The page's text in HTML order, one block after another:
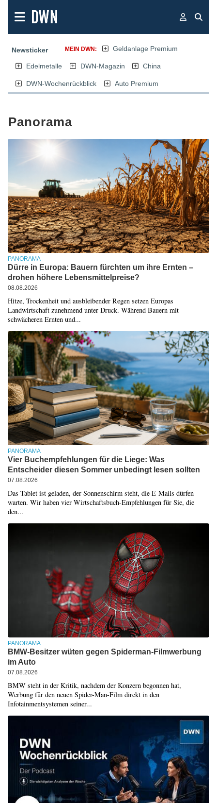
Newsticker MEIN DWN: Geldanlage Premium
Edelmetalle DWN-Magazin China
DWN-Wochenrückblick Auto Premium
Panorama
PANORAMA
Dürre in Europa: Bauern fürchten um ihre Ernten –
drohen höhere Lebensmittelpreise?
08.08.2026
Hitze, Trockenheit und ausbleibender Regen setzen Europas
Landwirtschaft zunehmend unter Druck. Während Bauern mit
schwächeren Ernten und...
PANORAMA
Vier Buchempfehlungen für die Liege: Was
Entscheider diesen Sommer unbedingt lesen sollten
07.08.2026
Das Tablet ist geladen, der Sonnenschirm steht, die E-Mails dürfen
warten. Wir haben vier Wirtschaftsbuch-Empfehlungen für Sie, die
den...
PANORAMA
BMW-Besitzer wüten gegen Spiderman-Filmwerbung
im Auto
07.08.2026
BMW steht in der Kritik, nachdem der Konzern begonnen hat,
Werbung für den neuen Spider-Man-Film direkt in den
Infotainmentsystemen seiner...